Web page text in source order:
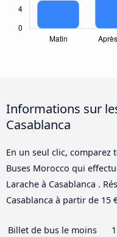
Informations sur
Casablanca
En un seul clic, comparez
Buses Morocco qui
Larache à Casablanca .
Casablanca à partir de 15
Billet de bus le moins